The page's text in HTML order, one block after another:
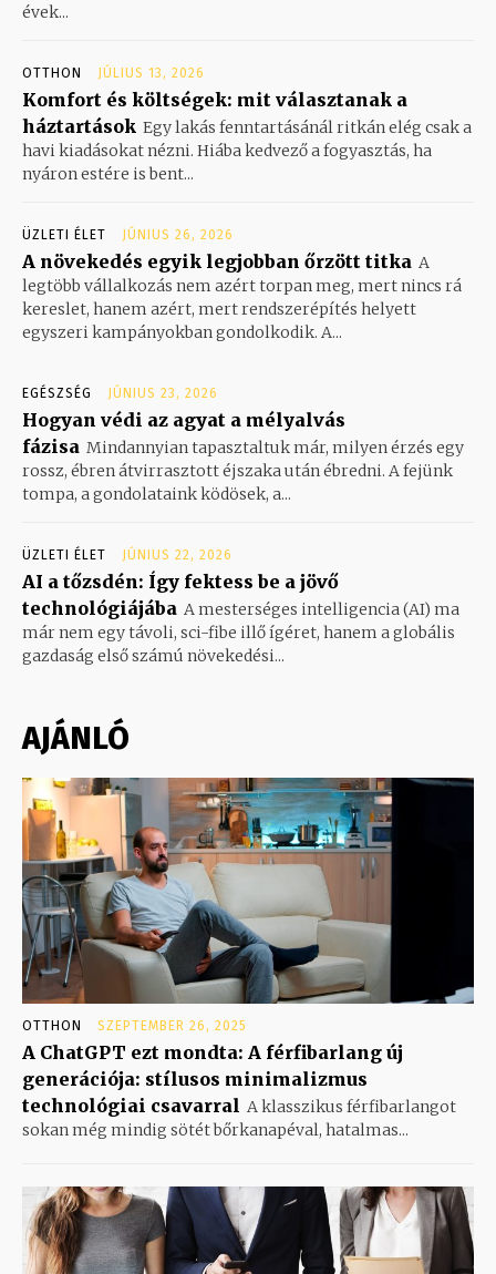
évek...
OTTHON JÚLIUS 13, 2026
Komfort és költségek: mit választanak a
háztartások Egy lakás fenntartásánál ritkán elég csak a
havi kiadásokat nézni. Hiába kedvező a fogyasztás, ha
nyáron estére is bent...
ÜZLETI ÉLET JÚNIUS 26, 2026
A növekedés egyik legjobban őrzött titka A
legtöbb vállalkozás nem azért torpan meg, mert nincs rá
kereslet, hanem azért, mert rendszerépítés helyett
egyszeri kampányokban gondolkodik. A...
EGÉSZSÉG JÚNIUS 23, 2026
Hogyan védi az agyat a mélyalvás
fázisa Mindannyian tapasztaltuk már, milyen érzés egy
rossz, ébren átvirrasztott éjszaka után ébredni. A fejünk
tompa, a gondolataink ködösek, a...
ÜZLETI ÉLET JÚNIUS 22, 2026
AI a tőzsdén: Így fektess be a jövő
technológiájába A mesterséges intelligencia (AI) ma
már nem egy távoli, sci-fibe illő ígéret, hanem a globális
gazdaság első számú növekedési...
AJÁNLÓ
OTTHON SZEPTEMBER 26, 2025
A ChatGPT ezt mondta: A férfibarlang új
generációja: stílusos minimalizmus
technológiai csavarral A klasszikus férfibarlangot
sokan még mindig sötét bőrkanapéval, hatalmas...